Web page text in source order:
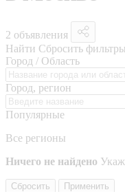
2 объявления
Найти Сбросить фильтры
Город / Область
Город, регион
Популярные
Все регионы
Ничего не найдено
Сбросить Применить